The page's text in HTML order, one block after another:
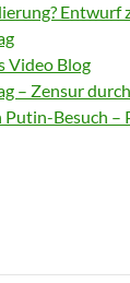
Entwurf
Video Blog
– Zensur
Besuch –